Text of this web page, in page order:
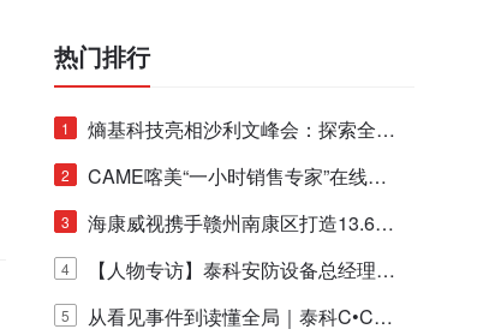
热门排行
1
熵基科技亮相沙利文峰会：探索全栈
脑机技术商业化生态新路径
2
CAME喀美“一小时销售专家”在线赋
能培训正式启动！
3
海康威视携手赣州南康区打造13.6公
里绿波网
4
【人物专访】泰科安防设备总经理张
宁解码安防出海新范式
5
从看见事件到读懂全局｜泰科C•CUR